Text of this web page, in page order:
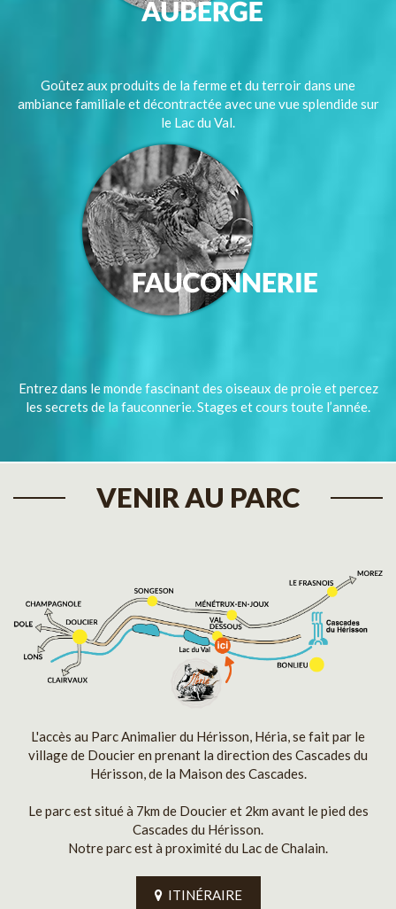
Goûtez aux produits de la ferme et du terroir dans une
ambiance familiale et décontractée avec une vue splendide sur
le Lac du Val.
Entrez dans le monde fascinant des oiseaux de proie et percez
les secrets de la fauconnerie. Stages et cours toute l’année.
VENIR AU PARC
L'accès au Parc Animalier du Hérisson, Héria, se fait par le
village de Doucier en prenant la direction des Cascades du
Hérisson, de la Maison des Cascades.
Le parc est situé à 7km de Doucier et 2km avant le pied des
Cascades du Hérisson.
Notre parc est à proximité du Lac de Chalain.
ITINÉRAIRE